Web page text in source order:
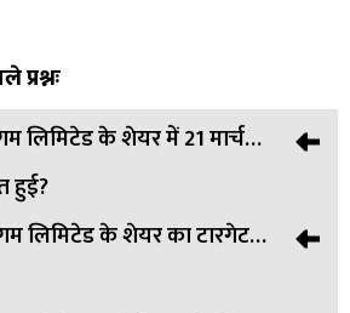
प्रश्नः
लिमिटेड के शेयर में 21 मार्च
हुई?
रेल विकास निगम लिमिटेड के शेयर में
361 रुपये पर बंद हुआ।
लिमिटेड के शेयर का टारगेट